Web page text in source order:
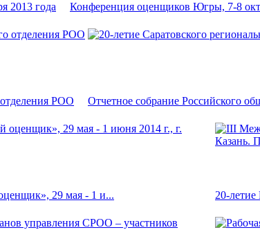
2013 года Конференция оценщиков Югры, 7-8
отделения РОО Отчетное собрание Российского
29 мая - 1 и... 20-летие